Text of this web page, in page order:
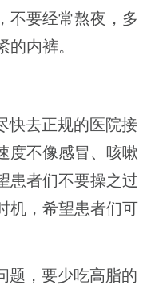
不要经常熬夜，多
内裤。
快去正规的医院接
度不像感冒、咳嗽
患者们不要操之过
机，希望患者们可
题，要少吃高脂的